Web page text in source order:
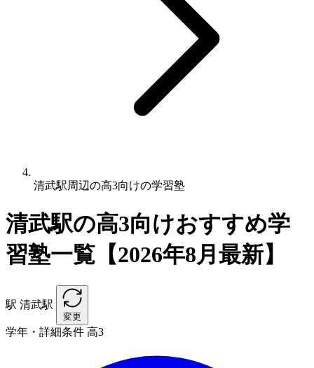
清武駅周辺の高3向けの学習塾
清武駅の高3向けおすすめ学
習塾一覧【2026年8月最新】
駅 清武駅
変更
学年・詳細条件 高3